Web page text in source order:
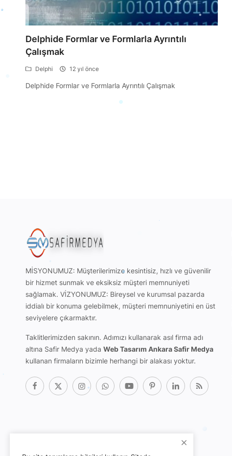
Delphide Formlar ve Formlarla Ayrıntılı
Çalışmak
Delphi 12 yıl önce
Delphide Formlar ve Formlarla Ayrıntılı Çalışmak
MİSYONUMUZ: Müşterilerimize kesintisiz, hızlı ve güvenilir
bir hizmet sunmak ve eksiksiz müşteri memnuniyeti
sağlamak. VİZYONUMUZ: Bireysel ve kurumsal pazarda
iddialı bir konuma gelebilmek, müşteri memnuniyetini en üst
seviyelere çıkarmaktır.
Taklitlerimizden sakının. Adımızı kullanarak asıl firma adı
altına Safir Medya yada Web Tasarım Ankara Safir Medya
kullanan firmaların bizimle herhangi bir alakası yoktur.